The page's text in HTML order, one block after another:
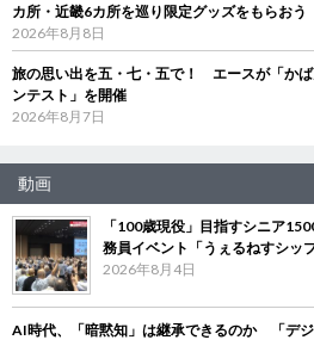
カ所・近畿6カ所を巡り限定グッズをもらおう
2026年8月8日
旅の思い出を五・七・五で！ エースが「か
ンテスト」を開催
2026年8月7日
動画
「100歳現役」目指すシニア
務員イベント「うぇるねすシップ
2026年8月4日
AI時代、「暗黙知」は継承できるのか 「デ